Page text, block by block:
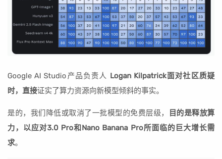
Google AI Studio产品负责人 Logan Kilpatrick面对社区质疑
时，直接证实了算力资源向新模型倾斜的事实。
是的，我们降低或取消了一批模型的免费层级，
目的是释放算
力，以应对3.0 Pro和Nano Banana Pro所面临的巨大增长需
求。